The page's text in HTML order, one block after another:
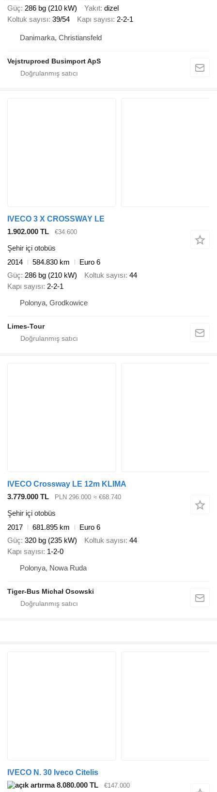
Güç 286 bg (210 kW) Yakıt dizel
Koltuk sayısı 39/54 Kapı sayısı 2-2-1
Danimarka, Christiansfeld
Vejstruproed Busimport ApS
IVECO 3 X CROSSWAY LE
1.902.000 TL
€34.600
Şehir içi otobüs
2014
584.830 km
Euro 6
Güç 286 bg (210 kW) Koltuk sayısı 44
Kapı sayısı 2-2-1
Polonya, Grodkowice
Limes-Tour
IVECO Crossway LE 12m KLIMA
3.779.000 TL
PLN 296.000 ≈ €68.740
Şehir içi otobüs
2017
681.895 km
Euro 6
Güç 320 bg (235 kW) Koltuk sayısı 44
Kapı sayısı 1-2-0
Polonya, Nowa Ruda
Tiger-Bus Michał Osowski
IVECO N. 30 Iveco Citelis
8.080.000 TL
€147.000